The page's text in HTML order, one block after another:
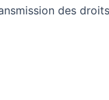
des